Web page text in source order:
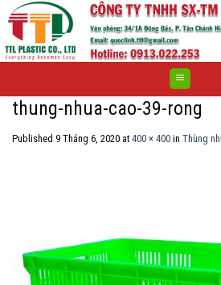
Skip
content
thung-nhua-cao-39-rong
Published 9 Tháng 6, 2020 at 400 × 400 in Thùng